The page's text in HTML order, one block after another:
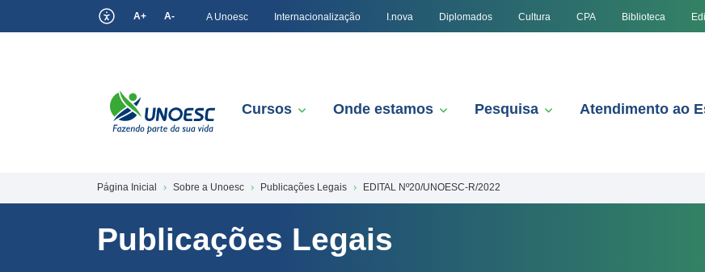
A+ A- A Unoesc Internacionalização I.nova Diplomados Cultura CPA Biblioteca
Cursos Onde estamos Pesquisa Atendimento ao
Página Inicial Sobre a Unoesc Publicações Legais EDITAL Nº20/UNOESC-R/2022
Publicações Legais